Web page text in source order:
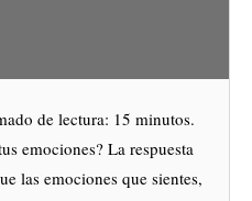
de lectura: 15 minutos.
emociones? La respuesta
las emociones que sientes,